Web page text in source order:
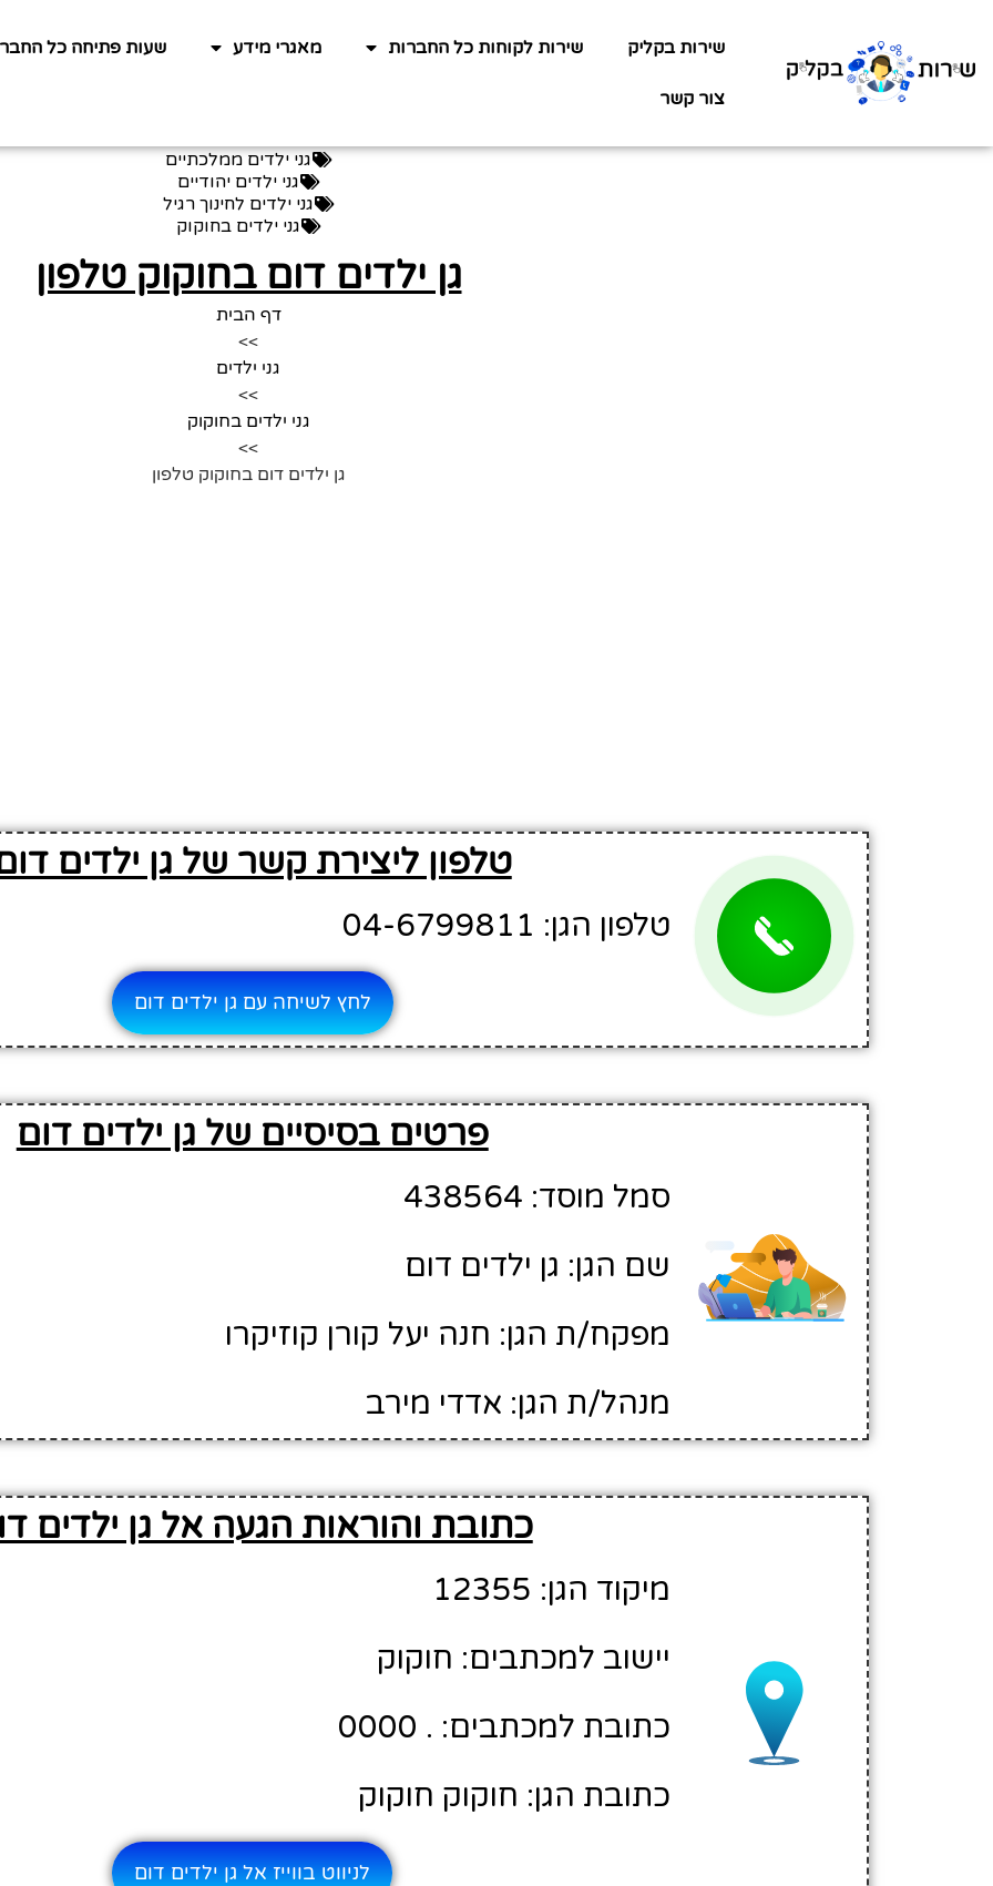
שירות בקליק שירות לקוחות כל החברות מאגרי מידע שעות פתיחה כל
צור קשר
גני ילדים ממלכתיים
גני ילדים יהודיים
גני ילדים לחינוך רגיל
גני ילדים בחוקוק
גן ילדים דום בחוקוק טלפון
דף הבית
>>
גני ילדים
>>
גני ילדים בחוקוק
>>
גן ילדים דום בחוקוק טלפון
טלפון ליצירת קשר של גן ילדים
טלפון הגן: 04-6799811
לחץ לשיחה עם גן ילדים דום
פרטים בסיסיים של גן ילדים דום
סמל מוסד: 438564
שם הגן: גן ילדים דום
מפקח/ת הגן: חנה יעל קורן קוזיקרו
מנהל/ת הגן: אדדי מירב
כתובת והוראות הגעה אל גן ילדים
מיקוד הגן: 12355
יישוב למכתבים: חוקוק
כתובת למכתבים: . 0000
כתובת הגן: חוקוק חוקוק
לניווט בווייז אל גן ילדים דום